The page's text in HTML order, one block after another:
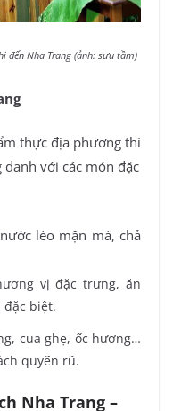
đến Nha Trang (ảnh: sưu tầm)
thực địa phương thì
với các món đặc
lèo mặn mà, chả
vị đặc trưng, ăn
đặc biệt.
cua ghẹ, ốc hương…
quyến rũ.
Nha Trang –